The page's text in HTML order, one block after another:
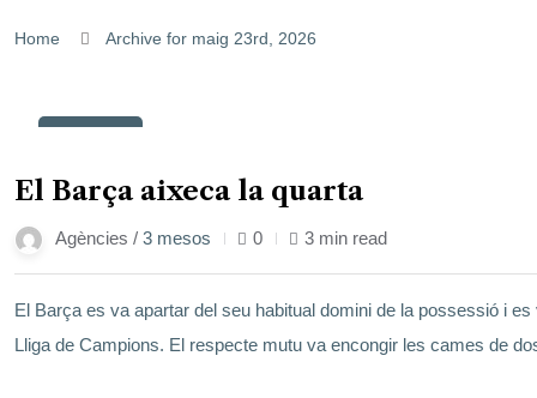
Home Archive for maig 23rd, 2026
El Barça aixeca la quarta
Agències / 3 mesos 0 3 min read
El Barça es va apartar del seu habitual domini de la possessió i
Lliga de Campions. El respecte mutu va encongir les cames de